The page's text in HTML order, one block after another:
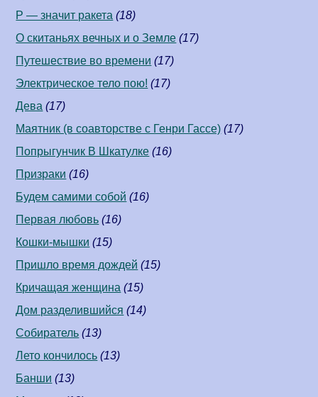
Р — значит ракета (18)
О скитаньях вечных и о Земле (17)
Путешествие во времени (17)
Электрическое тело пою! (17)
Дева (17)
Маятник (в соавторстве c Генри Гассе) (17)
Попрыгунчик В Шкатулке (16)
Призраки (16)
Будем самими собой (16)
Первая любовь (16)
Кошки-мышки (15)
Пришло время дождей (15)
Кричащая женщина (15)
Дом разделившийся (14)
Собиратель (13)
Лето кончилось (13)
Банши (13)